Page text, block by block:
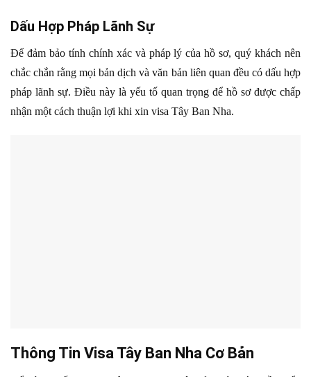
Dấu Hợp Pháp Lãnh Sự
Để đảm bảo tính chính xác và pháp lý của hồ sơ, quý khách nên
chắc chắn rằng mọi bản dịch và văn bản liên quan đều có dấu hợp
pháp lãnh sự. Điều này là yếu tố quan trọng để hồ sơ được chấp
nhận một cách thuận lợi khi xin visa Tây Ban Nha.
Thông Tin Visa Tây Ban Nha Cơ Bản